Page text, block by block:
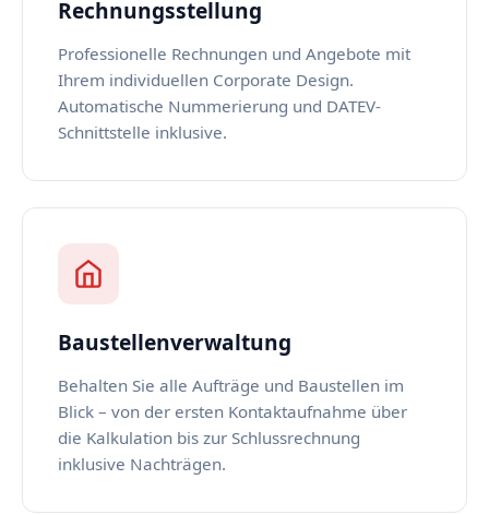
Rechnungsstellung
Professionelle Rechnungen und Angebote mit
Ihrem individuellen Corporate Design.
Automatische Nummerierung und DATEV-
Schnittstelle inklusive.
Baustellenverwaltung
Behalten Sie alle Aufträge und Baustellen im
Blick – von der ersten Kontaktaufnahme über
die Kalkulation bis zur Schlussrechnung
inklusive Nachträgen.